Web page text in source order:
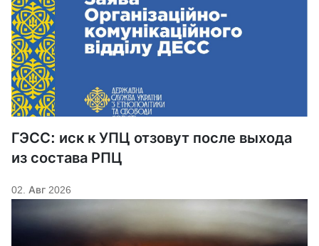
ГЭСС: иск к УПЦ отзовут после выхода
из состава РПЦ
02. Авг 2026